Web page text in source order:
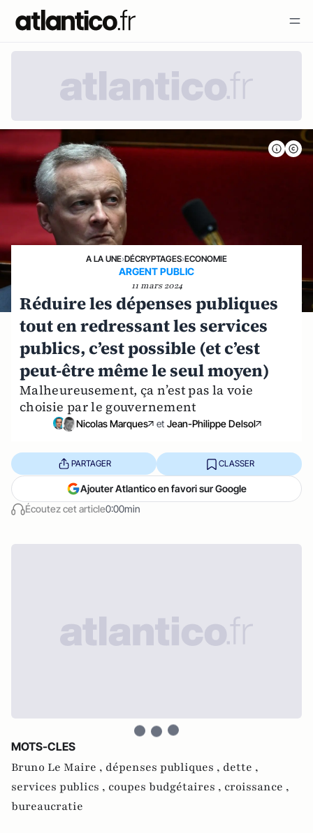
A LA UNE›DÉCRYPTAGES›ECONOMIE
ARGENT PUBLIC
11 mars 2024
Réduire les dépenses publiques
tout en redressant les services
publics, c’est possible (et c’est
peut-être même le seul moyen)
Malheureusement, ça n’est pas la voie
choisie par le gouvernement
Nicolas Marques et Jean-Philippe Delsol
Écoutez cet article0:00min
PARTAGER CLASSER
Ajouter Atlantico en favori sur Google
MOTS-CLES
Bruno Le Maire , dépenses publiques , dette ,
services publics , coupes budgétaires , croissance ,
bureaucratie